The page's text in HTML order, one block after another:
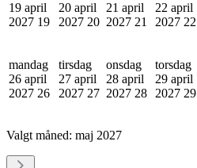
19 april
2027 19
20 april
2027 20
21 april
2027 21
22 april
2027 22
mandag
26 april
2027 26
tirsdag
27 april
2027 27
onsdag
28 april
2027 28
torsdag
29 april
2027 29
Valgt måned: maj 2027